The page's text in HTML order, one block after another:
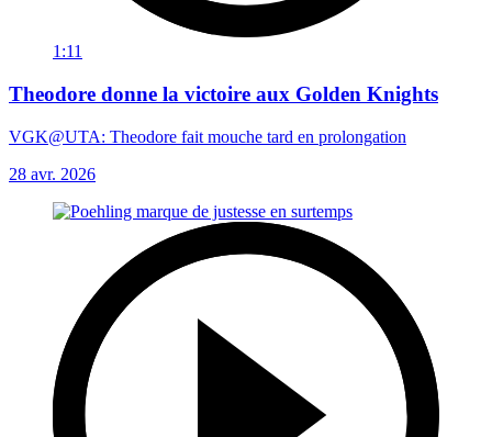
1:11
Theodore donne la victoire aux Golden Knights
VGK@UTA: Theodore fait mouche tard en prolongation
28 avr. 2026